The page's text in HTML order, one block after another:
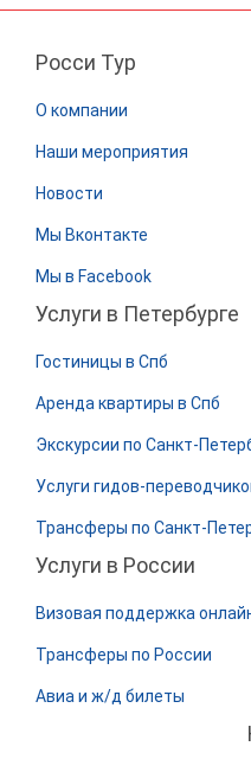
Росси Тур
О компании
Наши мероприятия
Новости
Мы Вконтакте
Мы в Facebook
Услуги в Петербурге
Гостиницы в Спб
Аренда квартиры в Спб
Экскурсии по Санкт-
Услуги гидов-
Трансферы по Санкт-
Услуги в России
Визовая поддержка
Трансферы по России
Авиа и ж/д билеты